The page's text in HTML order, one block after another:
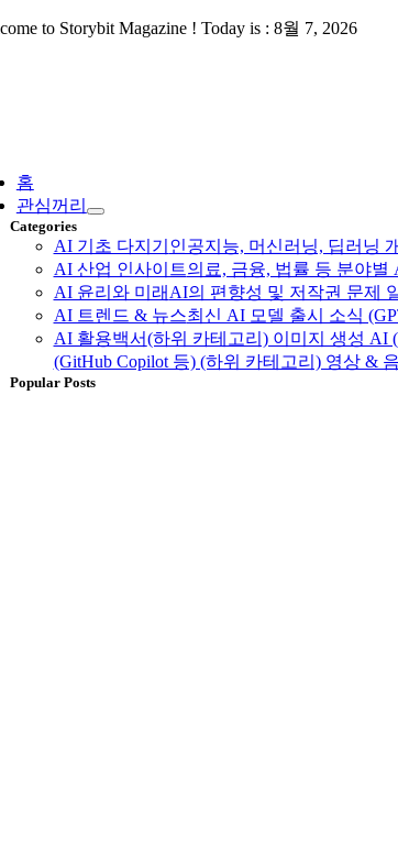
Skip to Storybit Magazine ! Today is : 8월 7, 2026
홈
관심꺼리
Categories
AI 기초 다지기 인공지능, 머신러닝, 딥러닝
AI 산업 인사이트의료, 금융, 법률 등 분야
AI 윤리와 미래 AI의 편향성 및 저작권 문제
AI 트렌드 & 뉴스최신 AI 모델 출시 소식
AI 활용백서(하위 카테고리) 이미지 생성 AI
(GitHub Copilot 등) (하위 카테고리) 영상 &
Popular Posts